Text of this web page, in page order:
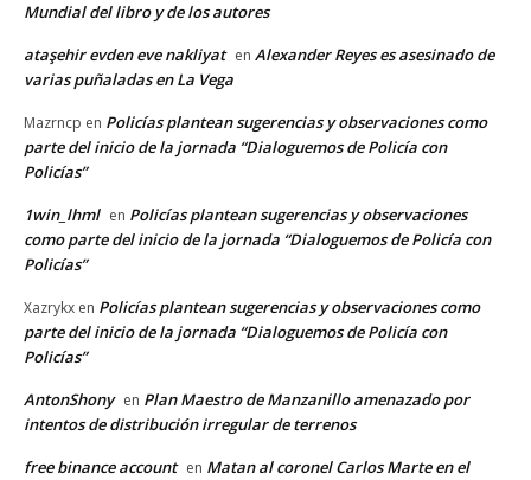
Mundial del libro y de los autores
ataşehir evden eve nakliyat en Alexander Reyes es asesinado de
varias puñaladas en La Vega
Mazrncp en Policías plantean sugerencias y observaciones como
parte del inicio de la jornada “Dialoguemos de Policía con
Policías”
1win_lhml en Policías plantean sugerencias y observaciones
como parte del inicio de la jornada “Dialoguemos de Policía con
Policías”
Xazrykx en Policías plantean sugerencias y observaciones como
parte del inicio de la jornada “Dialoguemos de Policía con
Policías”
AntonShony en Plan Maestro de Manzanillo amenazado por
intentos de distribución irregular de terrenos
free binance account en Matan al coronel Carlos Marte en el